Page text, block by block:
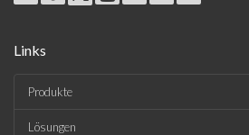
Links
Produkte
Lösungen